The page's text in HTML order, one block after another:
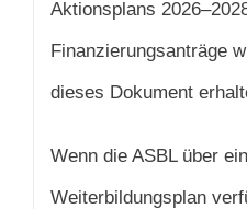
Aktionsplans
Finanzierungsanträge
dieses Dokument
Wenn die ASBL über
Weiterbildungsplan